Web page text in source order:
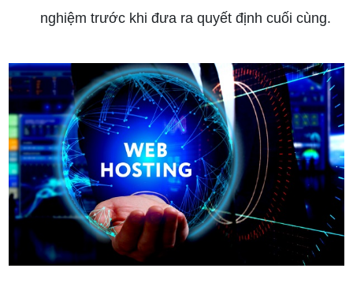
nghiệm trước khi đưa ra quyết định cuối cùng.